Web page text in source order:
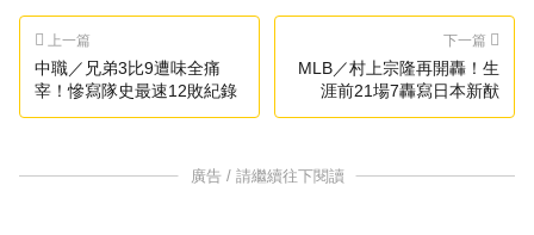
上一篇
中職／兄弟3比9遭味全痛
宰！慘寫隊史最速12敗紀錄
下一篇
MLB／村上宗隆再開轟！生
涯前21場7轟寫日本新猷
廣告 / 請繼續往下閱讀